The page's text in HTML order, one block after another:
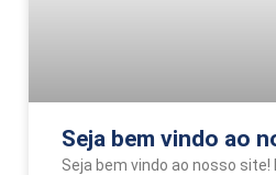
Seja bem vindo ao
Seja bem vindo ao nosso